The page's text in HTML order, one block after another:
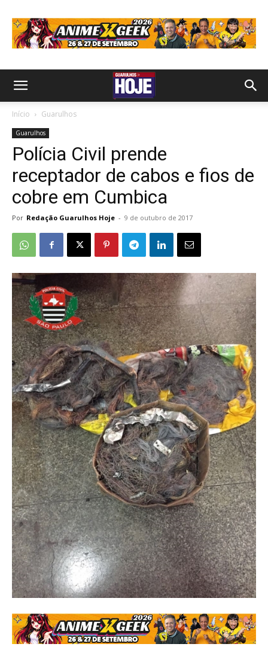
Início Guarulhos
Guarulhos
Polícia Civil prende
receptador de cabos e fios de
cobre em Cumbica
Por Redação Guarulhos Hoje - 9 de outubro de 2017